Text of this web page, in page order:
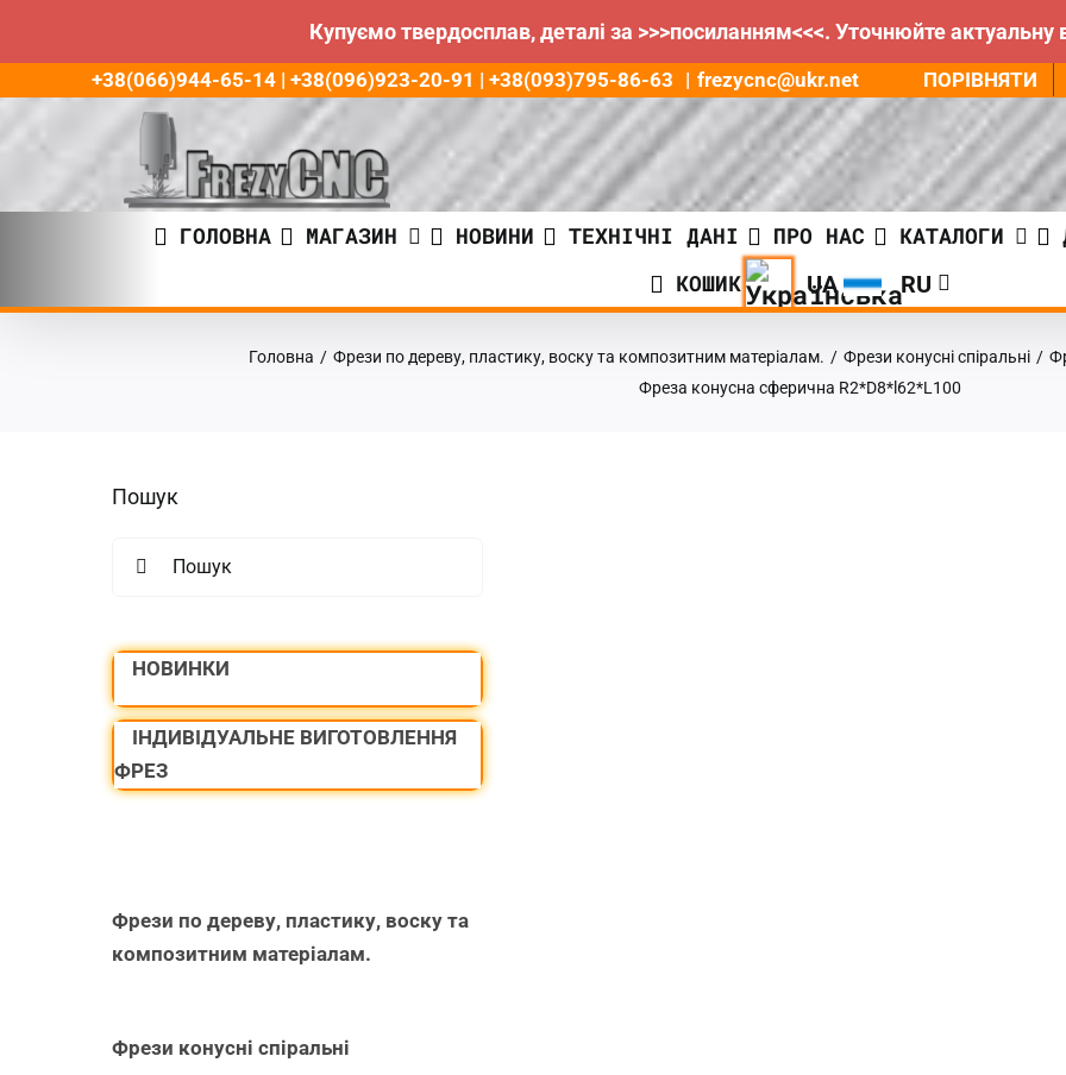
Купуємо твердосплав, деталі за >>>посиланням<<<. Уточнюйте
Пропустити
контенту
+38(066)944-65-14 | +38(096)923-20-91 | +38(093)795-86-63 | frezycnc@ukr.net ПОРІВНЯТИ
ГОЛОВНА МАГАЗИН НОВИНИ ТЕХНІЧНІ ДАНІ ПРО НАС КАТАЛОГИ
КОШИК
Головна / Фрези по дереву, пластику, воску та композитним матеріалам. / Фрези конусні спіральні /
Фреза конусна сферична R2*D8*l62*L100
Пошук
НОВИНКИ
ІНДИВІДУАЛЬНЕ ВИГОТОВЛЕННЯ
ФРЕЗ
Фрези по дереву, пластику, воску та
композитним матеріалам.
Фрези конусні спіральні